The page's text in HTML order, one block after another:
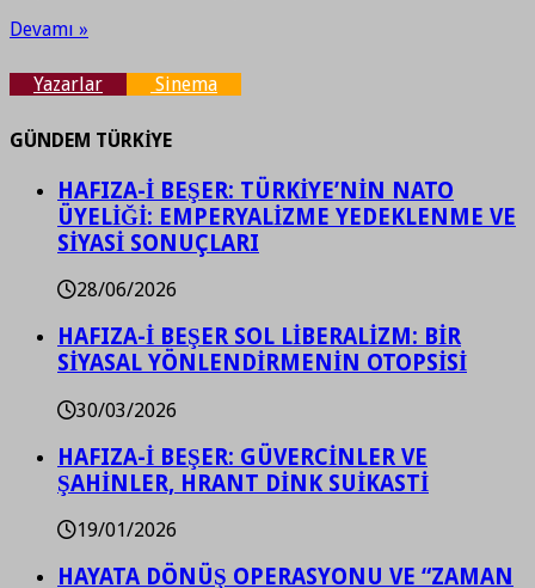
Devamı »
Yazarlar Sinema
GÜNDEM TÜRKİYE
HAFIZA-İ BEŞER: TÜRKİYE’NİN NATO
ÜYELİĞİ: EMPERYALİZME YEDEKLENME VE
SİYASİ SONUÇLARI
28/06/2026
HAFIZA-İ BEŞER SOL LİBERALİZM: BİR
SİYASAL YÖNLENDİRMENİN OTOPSİSİ
30/03/2026
HAFIZA-İ BEŞER: GÜVERCİNLER VE
ŞAHİNLER, HRANT DİNK SUİKASTİ
19/01/2026
HAYATA DÖNÜŞ OPERASYONU VE “ZAMAN